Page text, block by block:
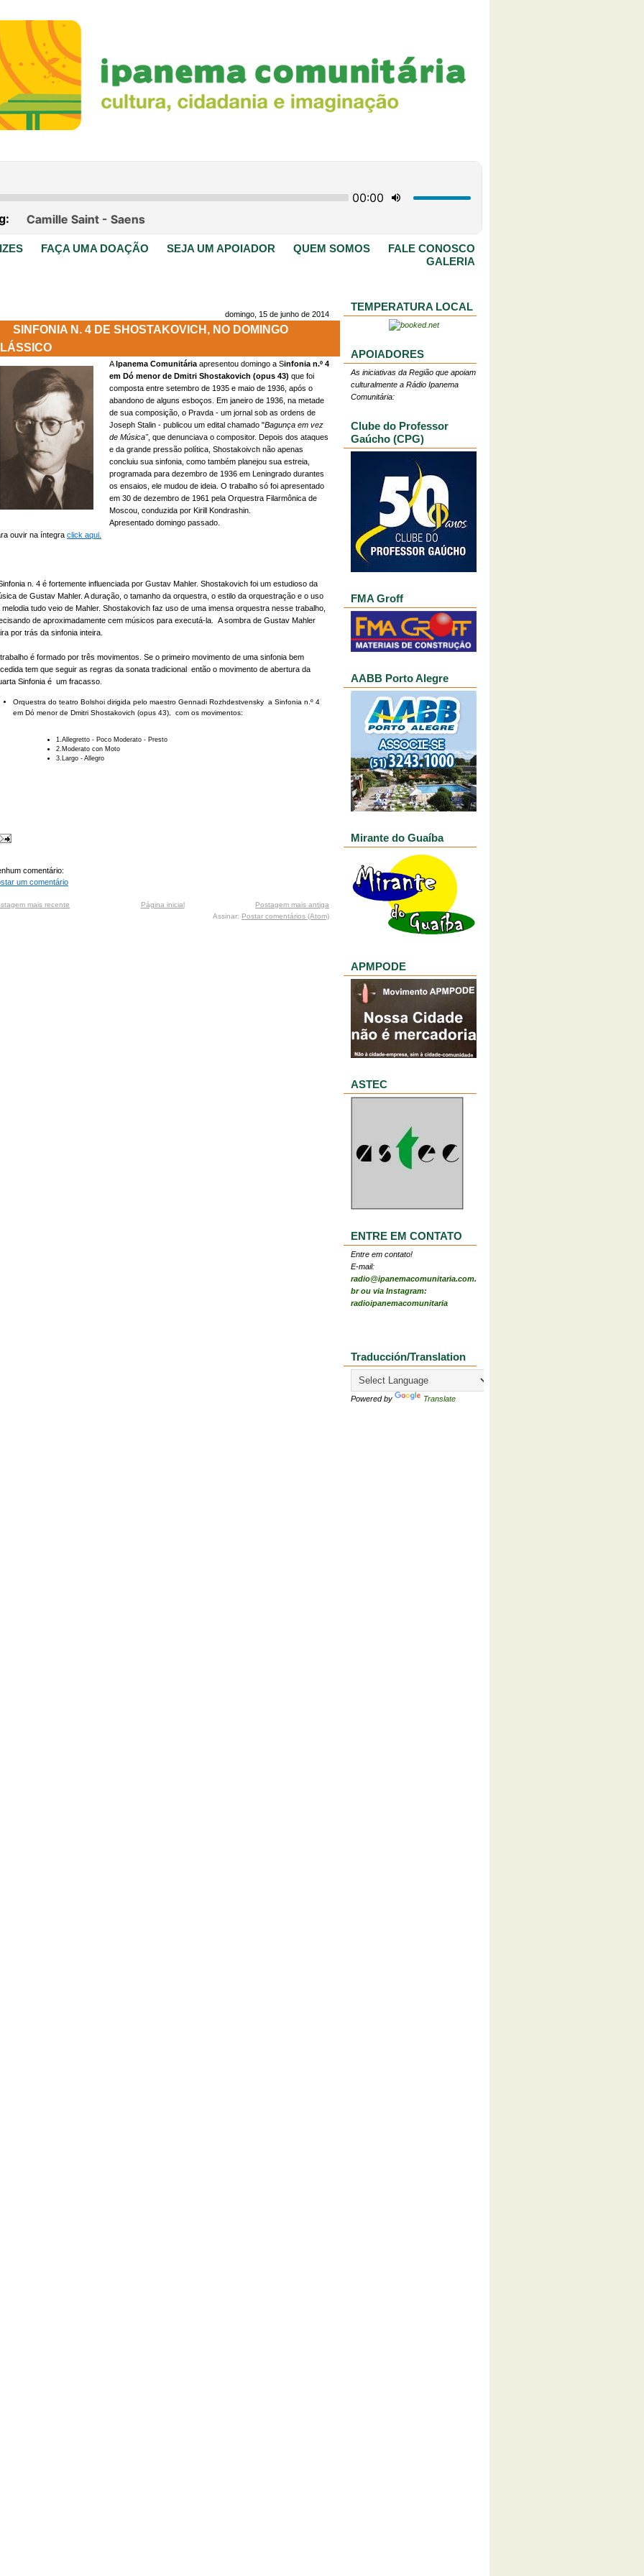
FAÇA UMA DOAÇÃO SEJA UM APOIADOR QUEM SOMOS
FALE CONOSCO
GALERIA
domingo, 15 de junho de 2014
SINFONIA N. 4 DE SHOSTAKOVICH, NO DOMINGO
AIpanema Comunitária apresentou domingo a Sinfonia n.º 4
em Dó menor de Dmitri Shostakovich (opus 43) que foi
composta entre setembro de 1935 e maio de 1936, após o
abandono de alguns esboços. Em janeiro de 1936, na metade
de sua composição, o Pravda - um jornal sob as ordens de
Joseph Stalin - publicou um edital chamado "Bagunça em vez
de Música", que denunciava o compositor. Depois dos ataques
e da grande pressão política, Shostakoivch não apenas
concluiu sua sinfonia, como também planejou sua estreia,
programada para dezembro de 1936 em Leningrado durantes
os ensaios, ele mudou de ideia. O trabalho só foi apresentado
em 30 de dezembro de 1961 pela Orquestra Filarmônica de
Moscou, conduzida por Kirill Kondrashin.
Apresentado domingo passado.
ouvir na íntegra click aqui.
n. 4 é fortemente influenciada por Gustav Mahler. Shostakovich foi um estudioso da
de Gustav Mahler. A duração, o tamanho da orquestra, o estilo da orquestração e o uso
melodia tudo veio de Mahler. Shostakovich faz uso de uma imensa orquestra nesse trabalho,
de aproximadamente cem músicos para executá-la. A sombra de Gustav Mahler
por trás da sinfonia inteira.
é formado por três movimentos. Se o primeiro movimento de uma sinfonia bem
tem que seguir as regras da sonata tradicional então o movimento de abertura da
Sinfonia é um fracasso.
Orquestra do teatro Bolshoi dirigida pelo maestro Gennadi Rozhdestvensky a Sinfonia n.º 4
em Dó menor de Dmitri Shostakovich (opus 43), com os movimentos:
1.Allegretto - Poco Moderato - Presto
2.Moderato con Moto
3.Largo - Allegro
comentário:
um comentário
mais recente Postagem mais antiga
Página inicial
Assinar: Postar comentários (Atom)
TEMPERATURA LOCAL
APOIADORES
As iniciativas da Região que apoiam
culturalmente a Rádio Ipanema
Comunitária:
Clube do Professor
Gaúcho (CPG)
FMA Groff
AABB Porto Alegre
Mirante do Guaíba
APMPODE
ASTEC
ENTRE EM CONTATO
Entre em contato!
E-mail:
radio@ipanemacomunitaria.com.
br ou via Instagram:
radioipanemacomunitaria
Traducción/Translation
Powered by Translate